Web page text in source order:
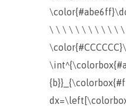
\ \ \ \ \ \ \ \ \ \ \